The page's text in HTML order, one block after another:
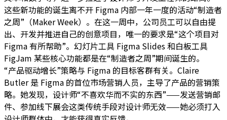
这些新功能的诞生离不开 Figma 内部一年一度的活动“制造者
之周”（Maker Week）。在这一周中，公司员工可以自由提
出、开发并推进自己的创意项目，唯一的要求是“这个项目对
Figma 有所帮助”。幻灯片工具 Figma Slides 和白板工具
FigJam 某些核心功能都是在“制造者之周”期间诞生的。
“产品驱动增长”策略与 Figma 的目标客群有关。Claire
Butler 是 Figma 的首位市场营销人员，主导了产品的营销策
略。她发现，设计师“不喜欢华而不实的东西”——发送营销邮
件、参加线下展会这类传统手段对设计师无效——她必须打入